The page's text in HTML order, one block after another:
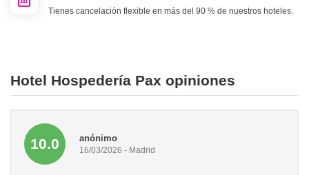
Tienes cancelación flexible en más del 90 % de nuestros hoteles.
Hotel Hospedería Pax opiniones
10.0 anónimo
16/03/2026 - Madrid